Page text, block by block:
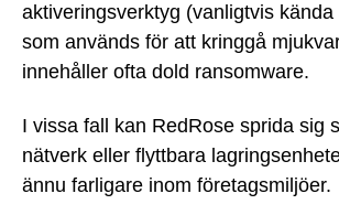
aktiveringsverktyg (vanligtvis kända
som används för att kringgå
innehåller ofta dold ransomware.
I vissa fall kan RedRose sprida sig
nätverk eller flyttbara
ännu farligare inom företagsmiljöer.